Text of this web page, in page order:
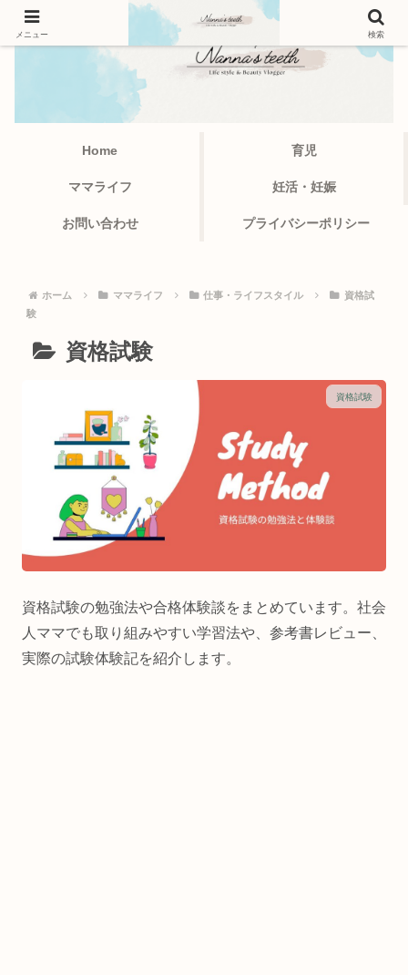
Home 育児
ママライフ 妊活・妊娠
お問い合わせ プライバシーポリシー
ホーム ママライフ 仕事・ライフスタイル
資格試
験
資格試験
資格試験
資格試験の勉強法や合格体験談をまとめています。社会
人ママでも取り組みやすい学習法や、参考書レビュー、
実際の試験体験記を紹介します。
メニュー 検索